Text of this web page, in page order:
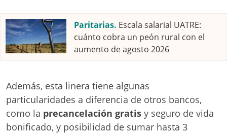
Paritarias. Escala salarial UATRE:
cuánto cobra un peón rural con el
aumento de agosto 2026
Además, esta linera tiene algunas
particularidades a diferencia de otros bancos,
como la precancelación gratis y seguro de vida
bonificado, y posibilidad de sumar hasta 3